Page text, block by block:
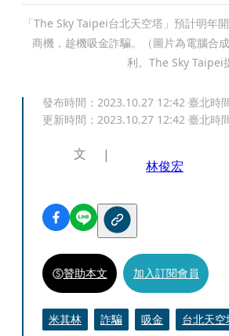
「The Sky Taipei台北天空塔」預計明年
商機，趁機吸金詐騙。（圖片為電腦合
利。The Sky Taipei
發布時間： 2023.10.27 12:42 臺北時
更新時間： 2023.10.27 12:42 臺北時
文
林俊宏
贊助本文 加入訂閱會員
米其林 詐騙 吸金 台北天空